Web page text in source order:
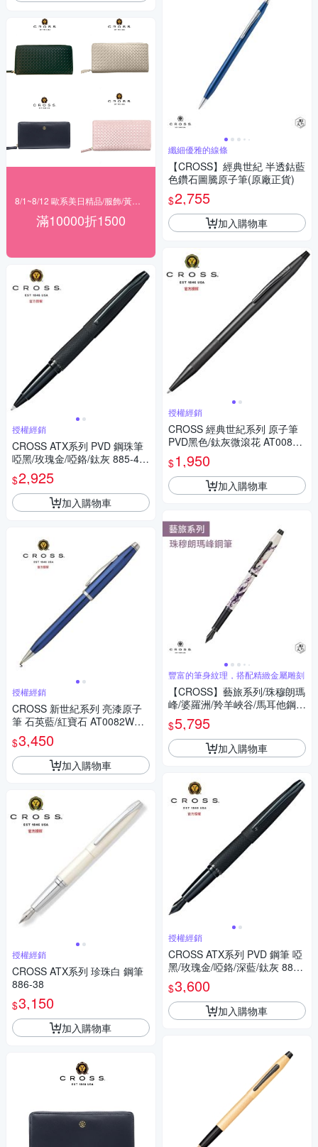
滿10000折1500
授權經銷
CROSS ATX系列 PVD 鋼珠筆
啞黑/玫瑰金/啞鉻/鈦灰 885-41/
885-42/885-43/885-46
$2,925
加入購物車
授權經銷
CROSS 新世紀系列 亮漆原子
筆 石英藍/紅寶石 AT0082WG-
87 / AT0082WG-88
$3,450
加入購物車
授權經銷
CROSS ATX系列 珍珠白 鋼筆
886-38
$3,150
加入購物車
纖細優雅的線條
【CROSS】經典世紀 半透鈷藍
色鑽石圖騰原子筆(原廠正貨)
$2,755
加入購物車
授權經銷
CROSS 經典世紀系列 原子筆
PVD黑色/鈦灰微滾花 AT0082-
136/AT0082-137
$1,950
加入購物車
豐富的筆身紋理，搭配精緻金屬雕刻
【CROSS】藝旅系列/珠穆朗瑪
峰/婆羅洲/羚羊峽谷/馬耳他鋼筆
(原廠正貨)
$5,795
加入購物車
授權經銷
CROSS ATX系列 PVD 鋼筆 啞
黑/玫瑰金/啞鉻/深藍/鈦灰 886-
41/886-42/886-43/886-45/886
-46
$3,600
加入購物車